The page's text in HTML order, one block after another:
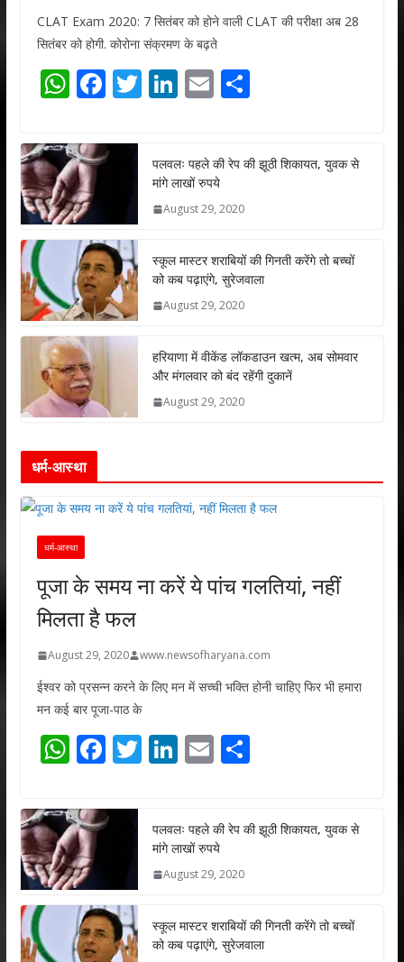
CLAT Exam 2020: 7 सितंबर को होने वाली CLAT की परीक्षा अब 28
सितंबर को होगी. कोरोना संक्रमण के बढ़ते
W
at
s
A
p
p
F
e
b
o
k
T
er
Li
e
dI
n
E
l
S
e
पलवलः पहले की रेप की झूठी शिकायत, युवक से
मांगे लाखों रुपये
August 29, 2020
स्कूल मास्टर शराबियों की गिनती करेंगे तो बच्चों
को कब पढ़ाएंगे, सुरेजवाला
August 29, 2020
हरियाणा में वीकेंड लॉकडाउन खत्म, अब सोमवार
और मंगलवार को बंद रहेंगी दुकानें
August 29, 2020
धर्म-आस्था
धर्म-आस्था
पूजा के समय ना करें ये पांच गलतियां, नहीं
मिलता है फल
August 29, 2020 www.newsofharyana.com
ईश्वर को प्रसन्न करने के लिए मन में सच्ची भक्ति होनी चाहिए फिर भी हमारा
मन कई बार पूजा-पाठ के
W
at
s
A
p
p
F
e
b
o
k
T
er
Li
e
dI
n
E
l
S
e
पलवलः पहले की रेप की झूठी शिकायत, युवक से
मांगे लाखों रुपये
August 29, 2020
स्कूल मास्टर शराबियों की गिनती करेंगे तो बच्चों
को कब पढ़ाएंगे, सुरेजवाला